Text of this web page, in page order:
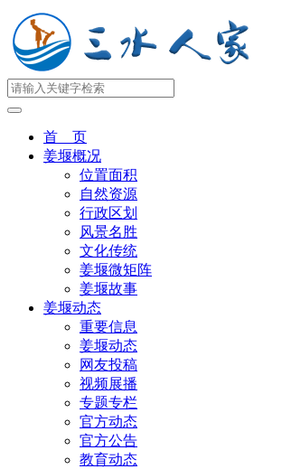
首 页
姜堰概况
位置面积
自然资源
行政区划
风景名胜
文化传统
姜堰微矩阵
姜堰故事
姜堰动态
重要信息
姜堰动态
网友投稿
视频展播
专题专栏
官方动态
官方公告
教育动态